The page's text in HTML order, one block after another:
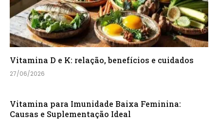
Vitamina D e K: relação, benefícios e cuidados
27/06/2026
Vitamina para Imunidade Baixa Feminina:
Causas e Suplementação Ideal